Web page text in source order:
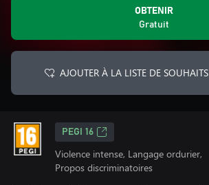
OBTENIR
Gratuit
AJOUTER À LA LISTE DE SOUHAITS
PEGI 16
Violence intense, Langage ordurier,
Propos discriminatoires